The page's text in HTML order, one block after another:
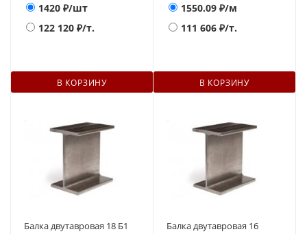
1420 ₽/шт
122 120 ₽/т.
В КОРЗИНУ
1550.09 ₽/м
111 606 ₽/т.
В КОРЗИНУ
Балка двутавровая 18 Б1
Балка двутавровая 16